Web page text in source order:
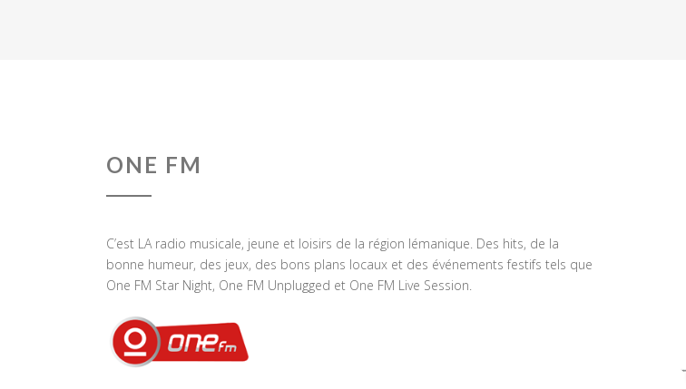
ONE FM
C’est LA radio musicale, jeune et loisirs de la région lémanique. Des hits, de la
bonne humeur, des jeux, des bons plans locaux et des événements festifs tels que
One FM Star Night, One FM Unplugged et One FM Live Session.